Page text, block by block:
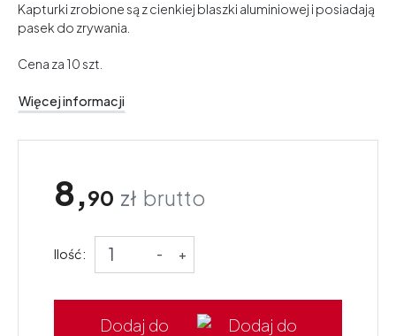
Kapturki zrobione są z cienkiej blaszki aluminiowej i posiadają
pasek do zrywania.
Cena za 10 szt.
Więcej informacji
8,90 zł brutto
Ilość: - +
Dodaj do